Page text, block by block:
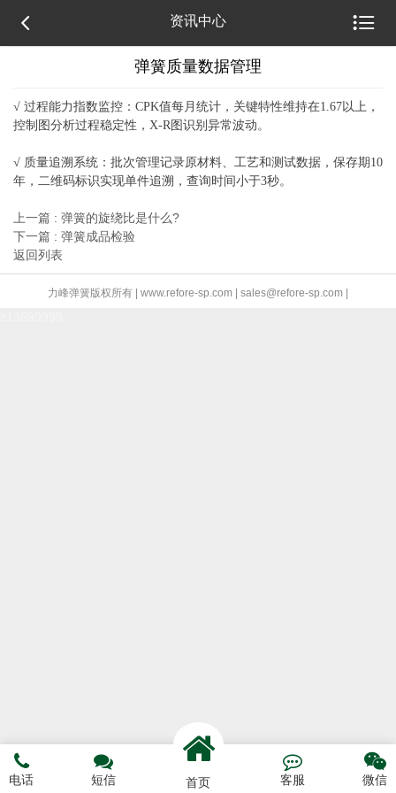
 资讯中心 
弹簧质量数据管理
√ 过程能力指数监控：CPK值每月统计，关键特性维持在1.67以上，
控制图分析过程稳定性，X-R图识别异常波动。
√ 质量追溯系统：批次管理记录原材料、工艺和测试数据，保存期10
年，二维码标识实现单件追溯，查询时间小于3秒。
上一篇 : 弹簧的旋绕比是什么?
下一篇 : 弹簧成品检验
返回列表
力峰弹簧版权所有 | www.refore-sp.com | sales@refore-sp.com |
电话咨询 网站首页
电话 短信 首页 客服 微信